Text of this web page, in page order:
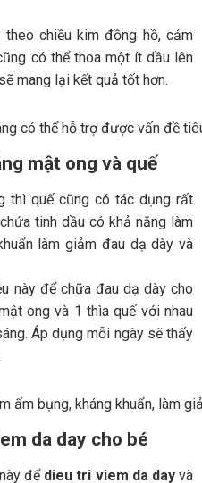
theo chiều kim đồng hồ, cảm
có thể thoa một ít dầu lên
mang lại kết quả tốt hơn.
có thể hỗ trợ được vấn đề
mật ong và quế
thì quế cũng có tác dụng rất
tinh dầu có khả năng làm
làm giảm đau dạ dày và
này để chữa đau dạ dày cho
ong và 1 thìa quế với nhau
Áp dụng mỗi ngày sẽ thấy
ấm bụng, kháng khuẩn, làm
da day cho bé
để dieu tri viem da dayvà